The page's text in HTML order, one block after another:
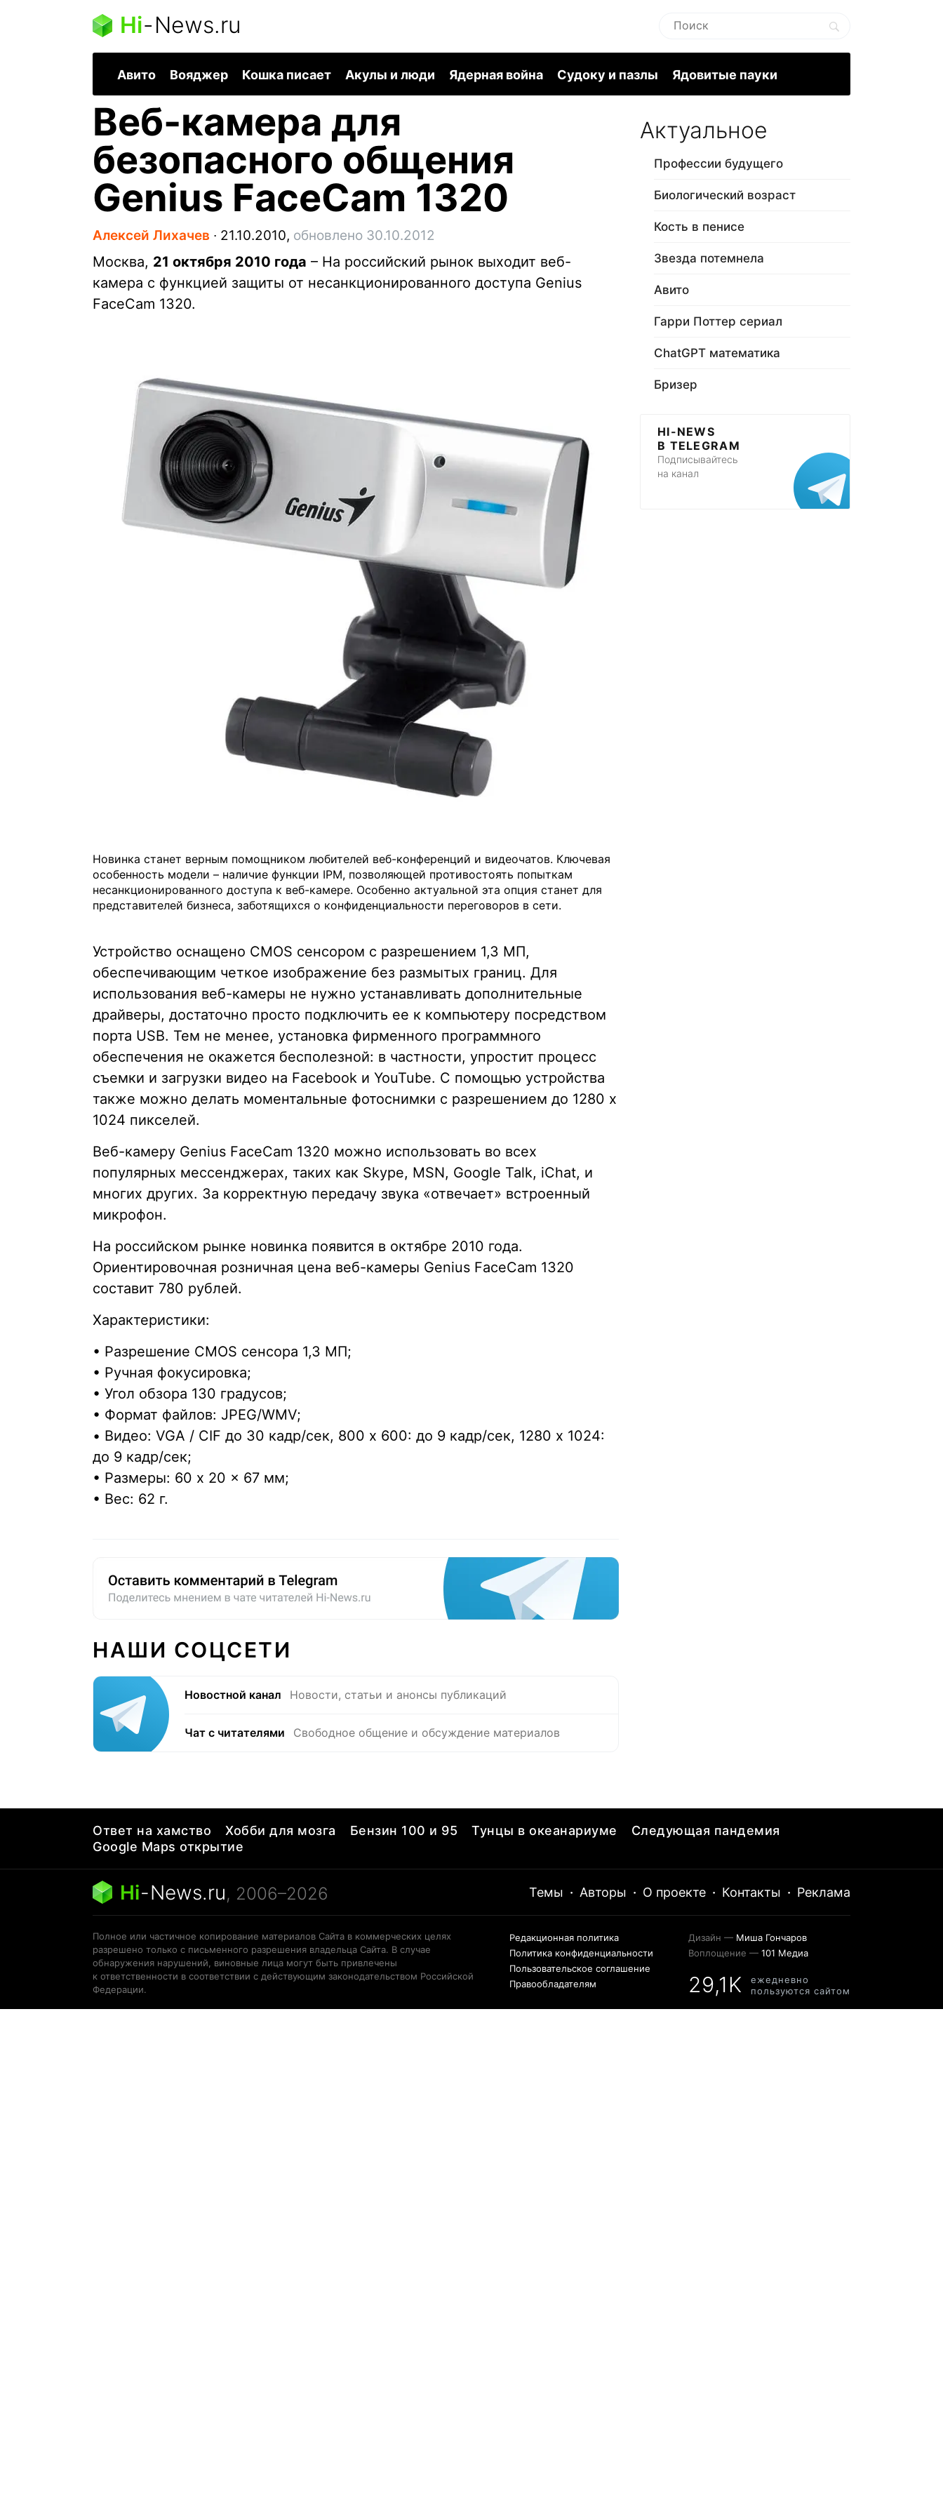
Hi-News.ru
Авито Вояджер Кошка писает Акулы и люди Ядерная война Судоку и пазлы Ядовитые пауки
Веб-камера для
безопасного общения
Genius FaceCam 1320
Алексей Лихачев ∙ 21.10.2010, обновлено 30.10.2012
Москва, 21 октября 2010 года – На российский рынок выходит веб-
камера с функцией защиты от несанкционированного доступа Genius
FaceCam 1320.
Новинка станет верным помощником любителей веб-конференций и видеочатов. Ключевая
особенность модели – наличие функции IPM, позволяющей противостоять попыткам
несанкционированного доступа к веб-камере. Особенно актуальной эта опция станет для
представителей бизнеса, заботящихся о конфиденциальности переговоров в сети.
Устройство оснащено CMOS сенсором с разрешением 1,3 МП,
обеспечивающим четкое изображение без размытых границ. Для
использования веб-камеры не нужно устанавливать дополнительные
драйверы, достаточно просто подключить ее к компьютеру посредством
порта USB. Тем не менее, установка фирменного программного
обеспечения не окажется бесполезной: в частности, упростит процесс
съемки и загрузки видео на Facebook и YouTube. С помощью устройства
также можно делать моментальные фотоснимки с разрешением до 1280 x
1024 пикселей.
Веб-камеру Genius FaceCam 1320 можно использовать во всех
популярных мессенджерах, таких как Skype, MSN, Google Talk, iChat, и
многих других. За корректную передачу звука «отвечает» встроенный
микрофон.
На российском рынке новинка появится в октябре 2010 года.
Ориентировочная розничная цена веб-камеры Genius FaceCam 1320
составит 780 рублей.
Характеристики:
• Разрешение CMOS сенсора 1,3 МП;
• Ручная фокусировка;
• Угол обзора 130 градусов;
• Формат файлов: JPEG/WMV;
• Видео: VGA / CIF до 30 кадр/сек, 800 х 600: до 9 кадр/сек, 1280 х 1024:
до 9 кадр/сек;
• Размеры: 60 x 20 x 67 мм;
• Вес: 62 г.
НАШИ СОЦСЕТИ
Новостной канал Новости, статьи и анонсы публикаций
Чат с читателями Свободное общение и обсуждение материалов
Актуальное
Профессии будущего
Биологический возраст
Кость в пенисе
Звезда потемнела
Авито
Гарри Поттер сериал
ChatGPT математика
Бризер
HI-NEWS
В TELEGRAM
Подписывайтесь
на канал
Ответ на хамство Хобби для мозга Бензин 100 и 95 Тунцы в океанариуме
Следующая пандемия
Google Maps открытие
Hi-News.ru, 2006–2026 Темы · Авторы · О проекте · Контакты · Реклама
Полное или частичное копирование материалов Сайта в коммерческих целях
разрешено только с письменного разрешения владельца Сайта. В случае
обнаружения нарушений, виновные лица могут быть привлечены
к ответственности в соответствии с действующим законодательством Российской
Федерации.
Редакционная политика
Политика конфиденциальности
Пользовательское соглашение
Правообладателям
Дизайн — Миша Гончаров
Воплощение — 101 Медиа
29,1K
ежедневно
пользуются сайтом